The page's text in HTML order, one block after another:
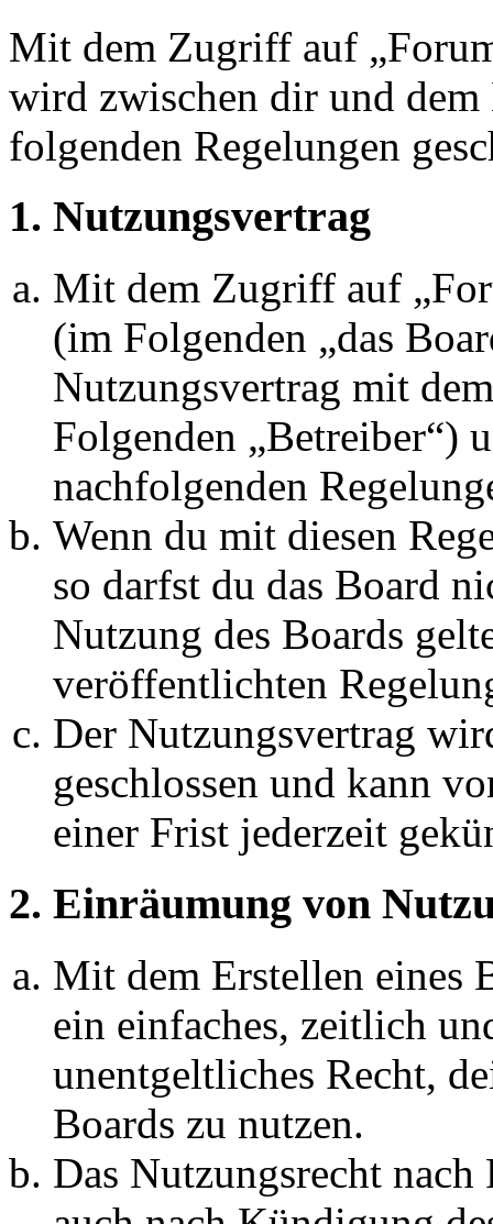
Mit dem Zugriff auf
wird zwischen dir und
folgenden Regelungen
1. Nutzungsvertrag
Mit dem Zugriff auf
(im Folgenden „das
Nutzungsvertrag mit
Folgenden „Betreiber“)
nachfolgenden
Wenn du mit diesen
so darfst du das Board
Nutzung des Boards
veröffentlichten
Der Nutzungsvertrag
geschlossen und kann
einer Frist jederzeit
2. Einräumung von
Mit dem Erstellen eines
ein einfaches, zeitlich
unentgeltliches Recht,
Boards zu nutzen.
Das Nutzungsrecht